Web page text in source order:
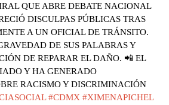
QUE ABRE DEBATE NACIONAL
DISCULPAS PÚBLICAS TRAS
A UN OFICIAL DE TRÁNSITO.
DE SUS PALABRAS Y
DE REPARAR EL DAÑO. 📲 EL
Y HA GENERADO
RACISMO Y DISCRIMINACIÓN
#CDMX #XIMENAPICHEL